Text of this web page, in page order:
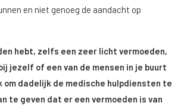
en niet genoeg de aandacht op
hebt, zelfs een zeer licht vermoeden,
jezelf of een van de mensen in je buurt
om dadelijk de medische hulpdiensten te
te geven dat er een vermoeden is van